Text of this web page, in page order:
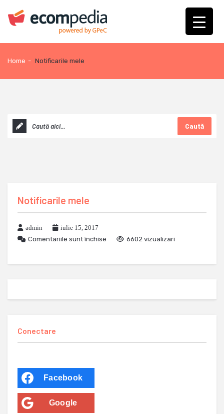
Home - Notificarile mele
Caută
Notificarile mele
admin
iulie 15, 2017
Comentariile sunt închise
6602 vizualizari
Conectare
Facebook
Google